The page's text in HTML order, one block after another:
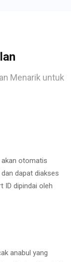
Menarik untuk
otomatis
dapat diakses
ID dipindai oleh
anabul yang